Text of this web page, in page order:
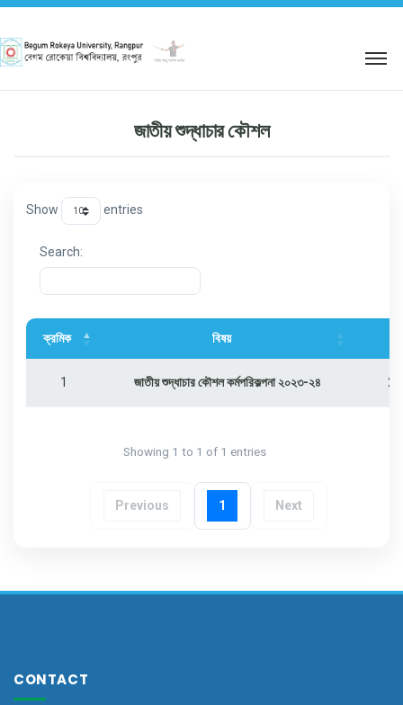
শহিদ আবু সাঈদ কর্নার
জাতীয় শুদ্ধাচার কৌশল
Show entries
Search:
ক্রমিক বিষয়
1 জাতীয় শুদ্ধাচার কৌশল কর্মপরিকল্পনা ২০২৩-২৪
Showing 1 to 1 of 1 entries
Previous 1 Next
CONTACT